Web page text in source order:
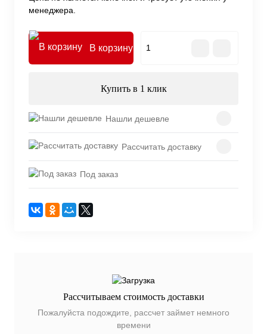
менеджера.
В корзину
Купить в 1 клик
Нашли дешевле
Рассчитать доставку
Под заказ
Рассчитываем стоимость доставки
Пожалуйста подождите, рассчет займет немного
времени